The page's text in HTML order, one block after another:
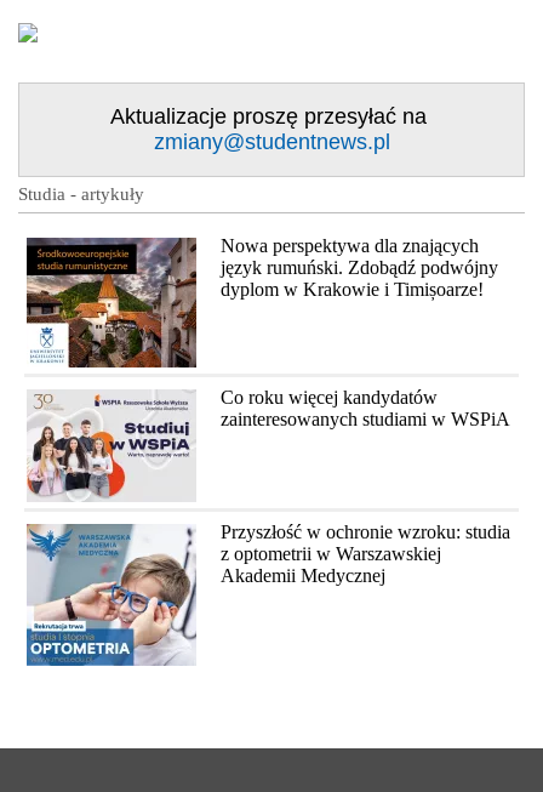
Aktualizacje proszę przesyłać na
zmiany@studentnews.pl
Studia - artykuły
Nowa perspektywa dla znających
język rumuński. Zdobądź podwójny
dyplom w Krakowie i Timișoarze!
Co roku więcej kandydatów
zainteresowanych studiami w WSPiA
Przyszłość w ochronie wzroku: studia
z optometrii w Warszawskiej
Akademii Medycznej